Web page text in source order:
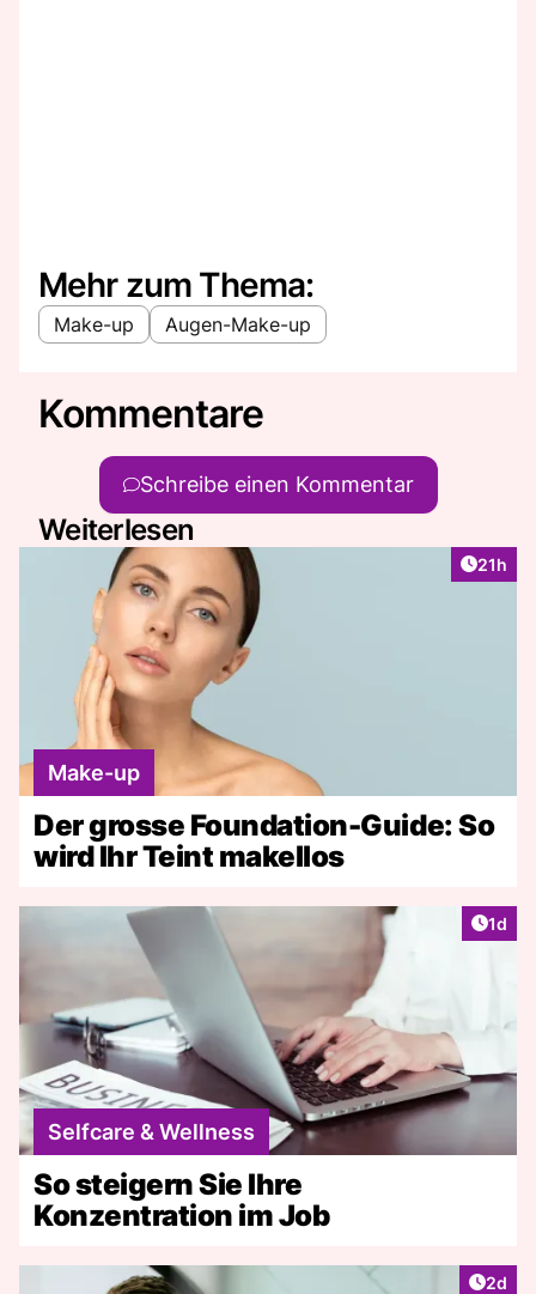
Mehr zum Thema:
Make-up Augen-Make-up
Kommentare
Schreibe einen Kommentar
Weiterlesen
Artikel
21h
Make-up
Der grosse Foundation-Guide: So
wird Ihr Teint makellos
1d
Selfcare & Wellness
So steigern Sie Ihre
Konzentration im Job
2d